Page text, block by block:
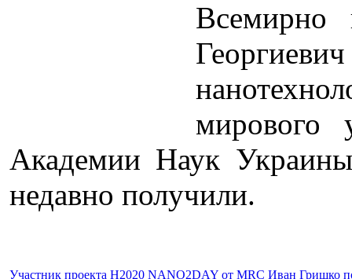
Всемирно
мирового
Академии Наук
недавно получили.
Участник проекта H2020 NANO2DAY от MRC Иван Гришко